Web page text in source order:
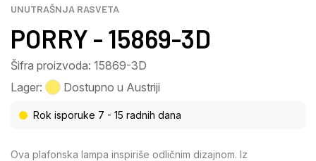
UNUTRAŠNJA RASVETA
PORRY - 15869-3D
Šifra proizvoda: 15869-3D
Lager:
Dostupno u Austriji
Rok isporuke 7 - 15 radnih dana
Ova plafonska lampa inspiriše odličnim dizajnom. Iz